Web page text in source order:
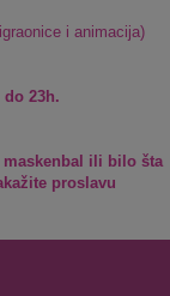
i animacija)
23h.
ili bilo šta
proslavu